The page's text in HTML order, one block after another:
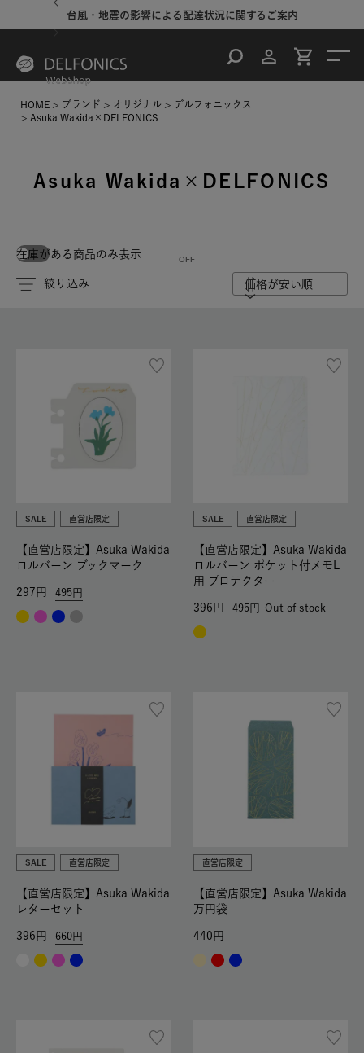
台風・地震の影響による配達状況に関するご案内
HOME ブランド オリジナル
デルフォニックス
Asuka Wakida×DELFONICS
Asuka Wakida×DELFONICS
在庫がある商品のみ表示
絞り込み 価格が安い順
SALE 直営店限定
【直営店限定】Asuka Wakida
ロルバーン ブックマーク
495
297
SALE 直営店限定
【直営店限定】Asuka Wakida
ロルバーン ポケット付メモL
用 プロテクター
495
396 Out of stock
SALE 直営店限定
【直営店限定】Asuka Wakida
レターセット
660
396
直営店限定
【直営店限定】Asuka Wakida
万円袋
440